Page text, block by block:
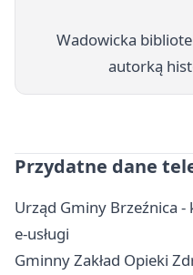
Wadowicka
autorką
Przydatne dane
Urząd Gminy Brzeźnica
e-usługi
Gminny Zakład Opieki